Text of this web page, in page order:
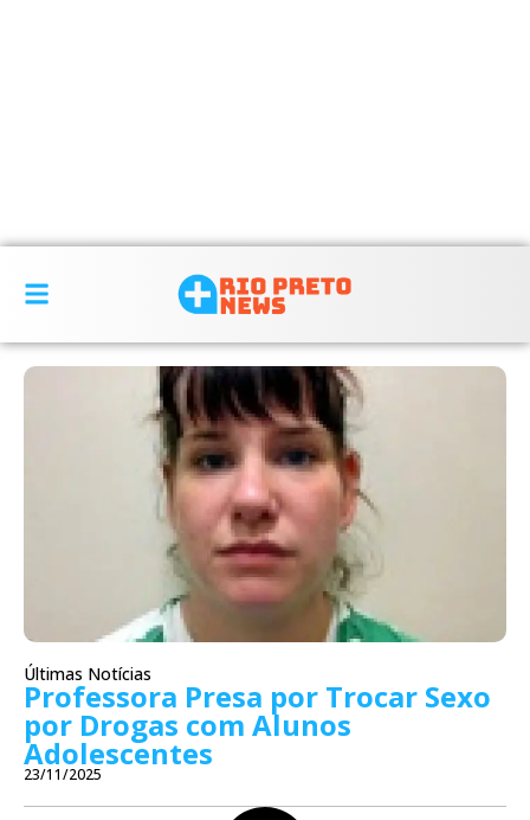
Últimas Notícias
Professora Presa por Trocar Sexo
por Drogas com Alunos
Adolescentes
23/11/2025